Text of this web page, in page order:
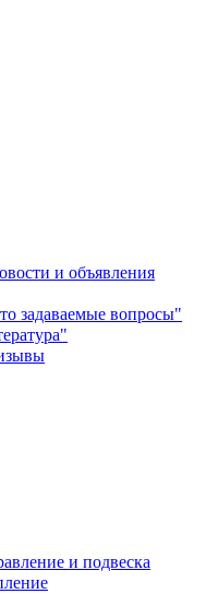
и объявления
задаваемые вопросы"
и подвеска